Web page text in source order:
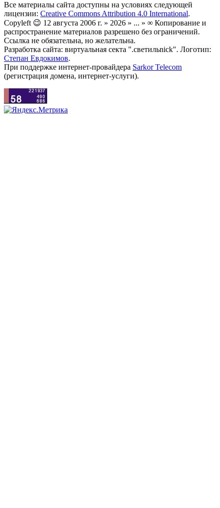
Все материалы сайта доступны на условиях следующей
лицензии: Creative Commons Attribution 4.0 International.
Copyleft 😉 12 августа 2006 г. » 2026 » ... » ∞ Копирование и
распространение материалов разрешено без ограничений.
Ссылка не обязательна, но желательна.
Разработка сайта: виртуальная секта ".светильnick". Логотип:
Степан Евдокимов.
При поддержке интернет-провайдера Sarkor Telecom
(регистрация домена, интернет-услуги).